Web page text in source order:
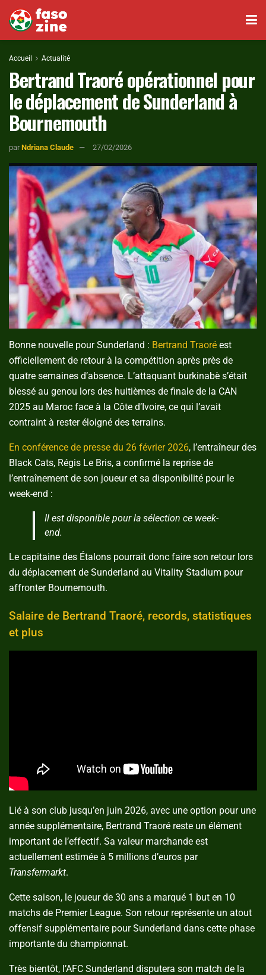
Accueil Actualité
Bertrand Traoré opérationnel pour
le déplacement de Sunderland à
Bournemouth
par Ndriana Claude 27/02/2026
Bonne nouvelle pour Sunderland : Bertrand Traoré est
officiellement de retour à la compétition après près de
quatre semaines d’absence. L’attaquant burkinabè s’était
blessé au genou lors des huitièmes de finale de la CAN
2025 au Maroc face à la Côte d’Ivoire, ce qui l’avait
contraint à rester éloigné des terrains.
En conférence de presse du 26 février 2026, l’entraîneur des
Black Cats, Régis Le Bris, a confirmé la reprise de
l’entraînement de son joueur et sa disponibilité pour le
week-end :
Il est disponible pour la sélection ce week-
end.
Le capitaine des Étalons pourrait donc faire son retour lors
du déplacement de Sunderland au Vitality Stadium pour
affronter Bournemouth.
Salaire de Bertrand Traoré, records, statistiques
et plus
Lié à son club jusqu’en juin 2026, avec une option pour une
année supplémentaire, Bertrand Traoré reste un élément
important de l’effectif. Sa valeur marchande est
actuellement estimée à 5 millions d’euros par
Transfermarkt.
Cette saison, le joueur de 30 ans a marqué 1 but en 10
matchs de Premier League. Son retour représente un atout
offensif supplémentaire pour Sunderland dans cette phase
importante du championnat.
Très bientôt, l’AFC Sunderland disputera son match de la